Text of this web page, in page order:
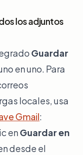
los adjuntos
Guardar
en uno. Para
locales, usa
Gmail:
enGuardar en
desde el